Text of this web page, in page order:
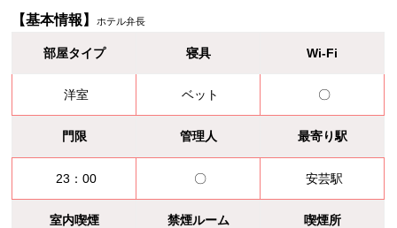
【基本情報】 ホテル弁長
部屋タイプ 寝具 Wi-Fi
洋室 ベット 〇
門限 管理人 最寄り駅
23：00 〇 安芸駅
室内喫煙 禁煙ルーム 喫煙所